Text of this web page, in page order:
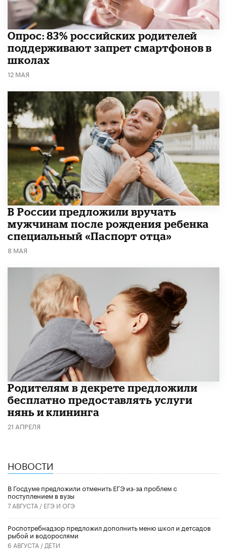
Опрос: 83% российских родителей
поддерживают запрет смартфонов в
школах
12 МАЯ
В России предложили вручать
мужчинам после рождения ребенка
специальный «Паспорт отца»
8 МАЯ
Родителям в декрете предложили
бесплатно предоставлять услуги
нянь и клининга
21 АПРЕЛЯ
НОВОСТИ
В Госдуме предложили отменить ЕГЭ из-за проблем с
поступлением в вузы
7 АВГУСТА / ЕГЭ И ОГЭ
Роспотребнадзор предложил дополнить меню школ и детсадов
рыбой и водорослями
6 АВГУСТА / ДЕТИ